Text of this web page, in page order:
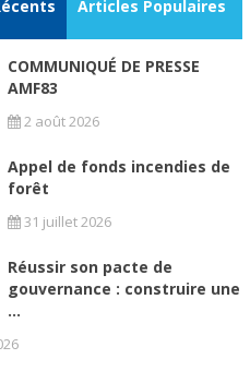
Articles Populaires
COMMUNIQUÉ DE PRESSE
AMF83
2 août 2026
Appel de fonds incendies de
forêt
31 juillet 2026
Réussir son pacte de
gouvernance : construire une
...